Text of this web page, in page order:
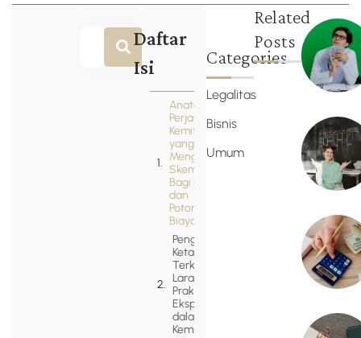
Daftar
Isi
Anatomi
Perjanjian
Kemitraan
yang Adil:
Mengatur
Skema
Bagi Hasil
dan
Potongan
Biaya
Pengawasan
Ketat KPPU
Terkait
Larangan
Praktik
Eksploitasi
dalam
Kemitraan
Categories
Legalitas
Bisnis
Umum
Related
Posts